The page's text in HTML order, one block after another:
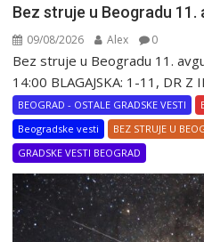
Bez struje u Beogradu 11.
09/08/2026 Alex 0
Bez struje u Beogradu 11.
14:00 BLAGAJSKA: 1-11, DR Z
BEOGRAD - OSTALE GRADSKE VESTI
Beogradske vesti
BEZ STRUJE U
GRADSKE VESTI BEOGRAD